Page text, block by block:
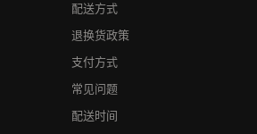
配送方式
退换货政策
支付方式
常见问题
配送时间